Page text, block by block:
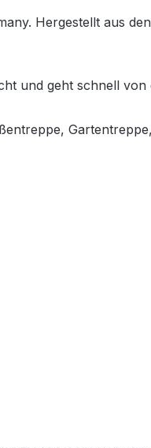
Hergestellt aus
und geht schnell